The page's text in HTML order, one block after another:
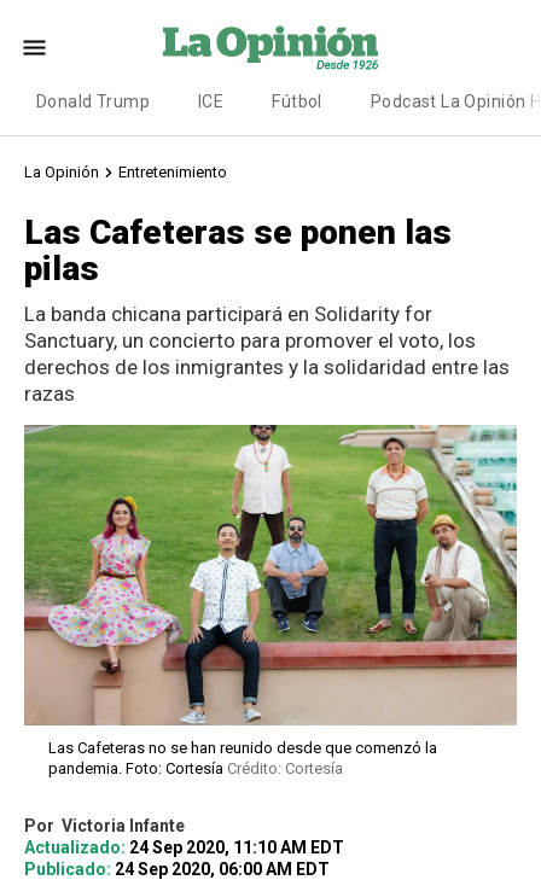
Donald Trump ICE Fútbol Podcast La Opinión
La Opinión Entretenimiento
Las Cafeteras se ponen las
pilas
La banda chicana participará en Solidarity for
Sanctuary, un concierto para promover el voto, los
derechos de los inmigrantes y la solidaridad entre las
razas
Las Cafeteras no se han reunido desde que comenzó la
pandemia. Foto: Cortesía Crédito: Cortesía
Por Victoria Infante
Actualizado: 24 Sep 2020, 11:10 AM EDT
Publicado: 24 Sep 2020, 06:00 AM EDT